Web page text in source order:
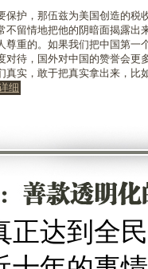
护，那伍兹为美国创造的税
不留情地把他的阴暗面揭露出
尊重的。如果我们把中国第一
对待，国外对中国的赞誉会更
真实，敢于把真实拿出来，比
细
正达到全